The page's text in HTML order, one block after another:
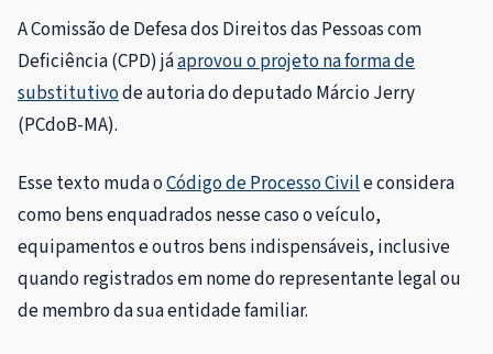
A Comissão de Defesa dos Direitos das Pessoas com
Deficiência (CPD) jáaprovou o projeto na forma de
substitutivode autoria do deputado Márcio Jerry
(PCdoB-MA).
Esse texto muda oCódigo de Processo Civile considera
como bens enquadrados nesse caso o veículo,
equipamentos e outros bens indispensáveis, inclusive
quando registrados em nome do representante legal ou
de membro da sua entidade familiar.